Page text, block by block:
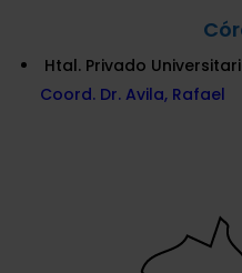
Htal. Privado
Coord. Dr. Avila, Rafael